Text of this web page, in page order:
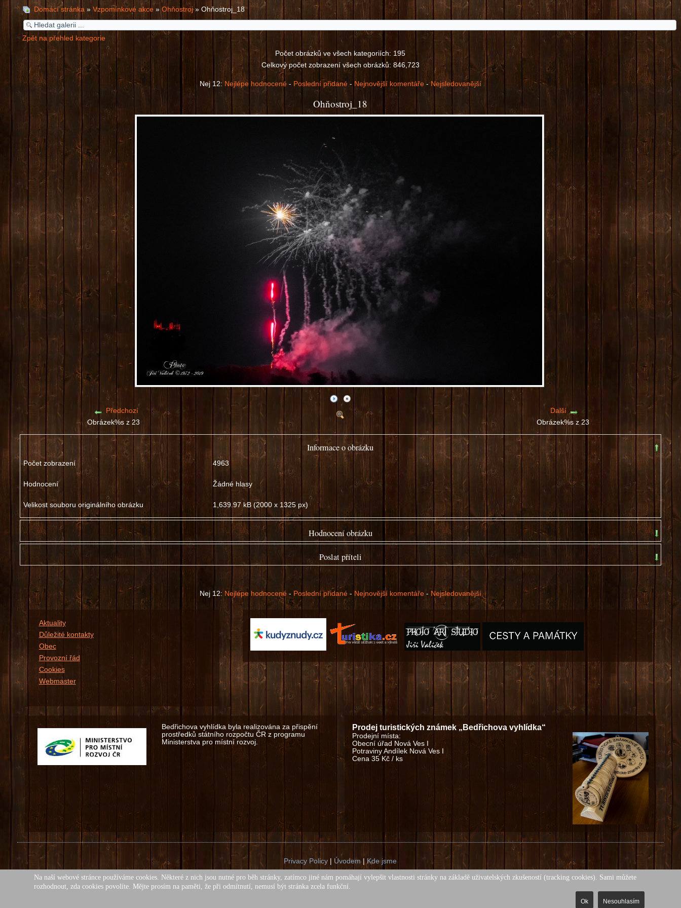
Domácí stránka» Vzpomínkové akce»Ohňostroj» Ohňostroj_18
Zpět na přehled kategorie
Počet obrázků ve všech kategoriích: 195
Celkový počet zobrazení všech obrázků: 846,723
Nej 12: Nejlépe hodnocené- Poslední přidané- Nejnovější komentáře- Nejsledovanější
Ohňostroj_18
Předchozí
Obrázek%s z 23
Další
Obrázek%s z 23
Informace o obrázku
Počet zobrazení 4963
Hodnocení Žádné hlasy
Velikost souboru originálního obrázku 1,639.97 kB (2000 x 1325 px)
Hodnocení obrázku
Poslat příteli
Prosím, přihlašte se ...
Nej 12: Nejlépe hodnocené- Poslední přidané- Nejnovější komentáře- Nejsledovanější
Aktuality
Důležité kontakty
Obec
Provozní řád
Cookies
Webmaster
Bedřichova vyhlídka byla realizována za přispění
prostředků státního rozpočtu ČR z programu
Ministerstva pro místní rozvoj.
Prodej turistických známek „Bedřichova vyhlídka“
Prodejní místa:
Obecní úřad Nová Ves I
Potraviny Andílek Nová Ves I
Cena 35 Kč / ks
Privacy Policy Úvodem|Kde jsme
Copyright obec Nová Ves I © 2018. All Rights Reserved.
Všechny texty a fotografie na těchto stránkách jsou chráněny autorským zákonem
Na naší webové stránce používáme cookies. Některé z nich jsou nutné pro běh stránky, zatímco jiné nám pomáhají vylepšit vlastnosti stránky na základě uživatelských zkušeností (tracking cookies). Sami můžete
rozhodnout, zda cookies povolíte. Mějte prosím na paměti, že při odmítnutí, nemusí být stránka zcela funkční.
Ok Nesouhlasím